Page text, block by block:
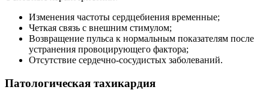
Изменения частоты сердцебиения временные;
Четкая связь с внешним стимулом;
Возвращение пульса к нормальным показателям после
устранения провоцирующего фактора;
Отсутствие сердечно-сосудистых заболеваний.
Патологическая тахикардия